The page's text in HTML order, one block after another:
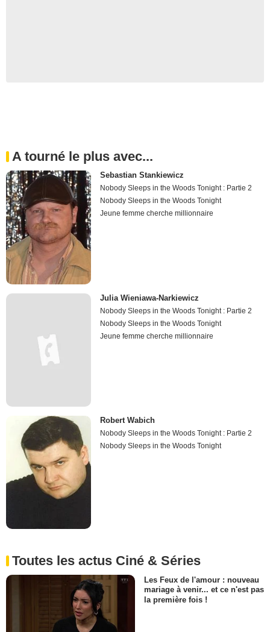
A tourné le plus avec...
Sebastian Stankiewicz
Nobody Sleeps in the Woods Tonight : Partie 2
Nobody Sleeps in the Woods Tonight
Jeune femme cherche millionnaire
Julia Wieniawa-Narkiewicz
Nobody Sleeps in the Woods Tonight : Partie 2
Nobody Sleeps in the Woods Tonight
Jeune femme cherche millionnaire
Robert Wabich
Nobody Sleeps in the Woods Tonight : Partie 2
Nobody Sleeps in the Woods Tonight
Toutes les actus Ciné & Séries
Les Feux de l'amour : nouveau
mariage à venir... et ce n'est pas
la première fois !